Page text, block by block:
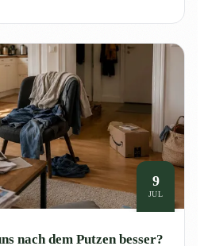
9
JUL
nach dem Putzen besser?